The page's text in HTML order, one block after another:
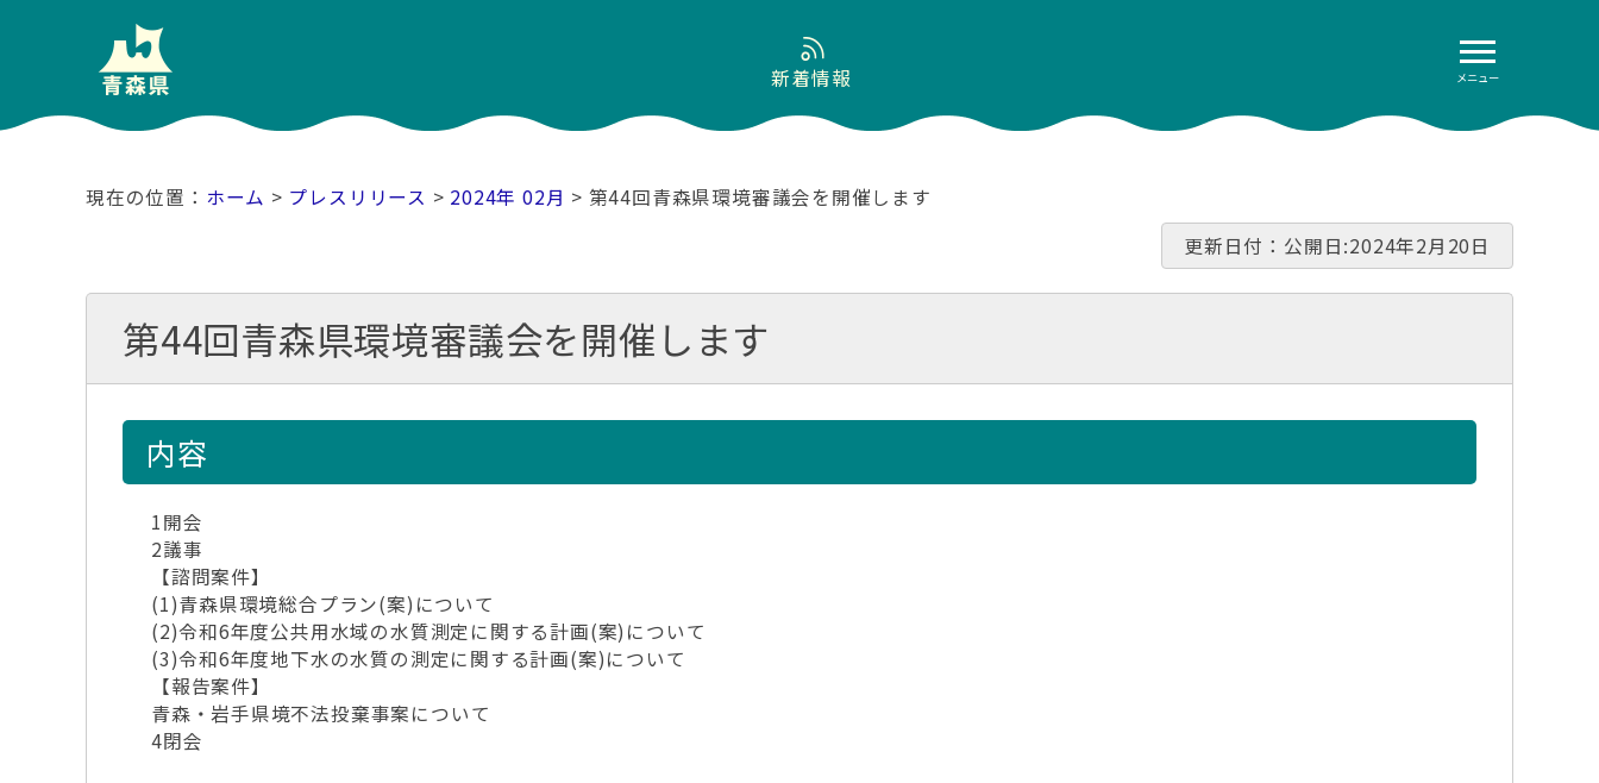
メニュー
新着情報
ホーム > プレスリリース > 2024年 02月 > 第44回青森県環境審議会を開催します
更新日付：公開日:2024年2月20日
第44回青森県環境審議会を開催します
内容
1開会
2議事
【諮問案件】
(1)青森県環境総合プラン(案)について
(2)令和6年度公共用水域の水質測定に関する計画(案)について
(3)令和6年度地下水の水質の測定に関する計画(案)について
【報告案件】
青森・岩手県境不法投棄事案について
4閉会